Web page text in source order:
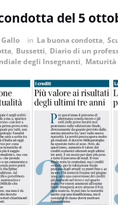
del 5
Gallo in La buona condotta,
, Bussetti, Diario di un
degli Insegnanti, Maturità